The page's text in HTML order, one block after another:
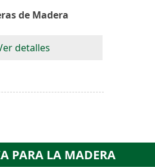
de Madera
detalles
PARA LA MADERA